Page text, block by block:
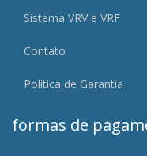
Sistema VRV e VRF
Contato
Política de Garantia
formas de